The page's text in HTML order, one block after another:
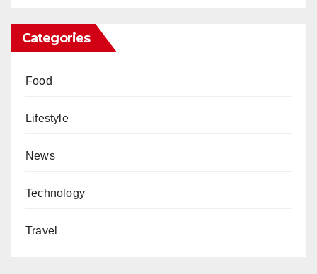
Categories
Food
Lifestyle
News
Technology
Travel